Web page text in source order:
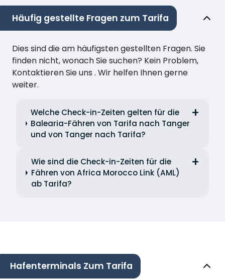
Häufig gestellte Fragen zum Tarifa
Dies sind die am häufigsten gestellten Fragen. Sie
finden nicht, wonach Sie suchen? Kein Problem,
Kontaktieren Sie uns . Wir helfen Ihnen gerne
weiter.
Welche Check-in-Zeiten gelten für die
Balearia-Fähren von Tarifa nach Tanger
und von Tanger nach Tarifa?
Wie sind die Check-in-Zeiten für die
Fähren von Africa Morocco Link (AML)
ab Tarifa?
Hafenterminals Zum Tarifa